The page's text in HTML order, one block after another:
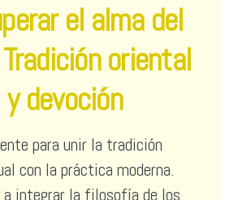
el alma del
oriental
y devoción
para unir la tradición
con la práctica moderna.
a integrar la filosofía de los